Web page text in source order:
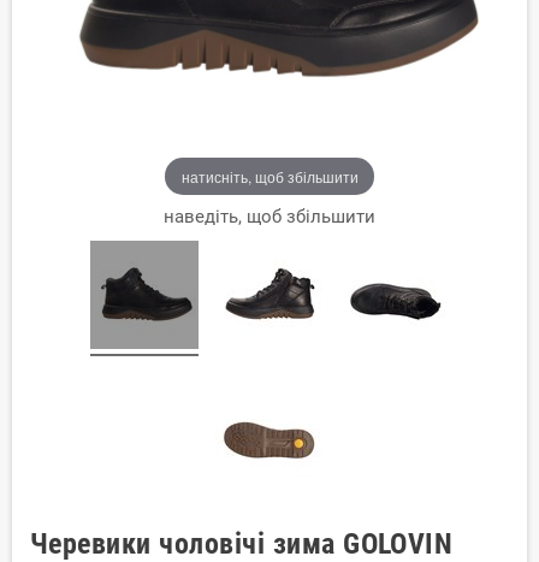
натисніть, щоб збільшити
наведіть, щоб збільшити
Черевики чоловічі зима GOLOVIN